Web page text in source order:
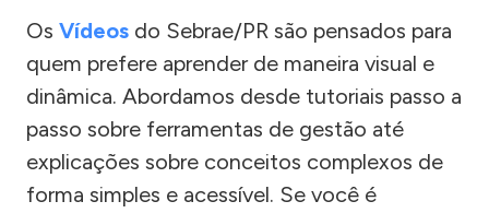
Os Vídeos do Sebrae/PR são pensados para
quem prefere aprender de maneira visual e
dinâmica. Abordamos desde tutoriais passo a
passo sobre ferramentas de gestão até
explicações sobre conceitos complexos de
forma simples e acessível. Se você é